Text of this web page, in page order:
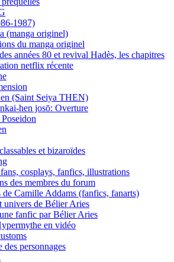
1987)
(manga originel)
du manga originel
années 80 et revival Hadès, les chapitres
netflix récente
(Saint Seiya THEN)
hen josō: Overture
et bizaroïdes
cosplays, fanfics, illustrations
des membres du forum
Camille Addams (fanfics, fanarts)
univers de Bélier Aries
fanfic par Bélier Aries
en vidéo
personnages